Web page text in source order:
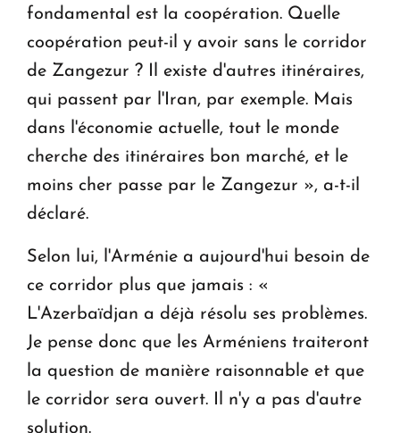
fondamental est la coopération. Quelle
coopération peut-il y avoir sans le corridor
de Zangezur ? Il existe d'autres itinéraires,
qui passent par l'Iran, par exemple. Mais
dans l'économie actuelle, tout le monde
cherche des itinéraires bon marché, et le
moins cher passe par le Zangezur », a-t-il
déclaré.
Selon lui, l'Arménie a aujourd'hui besoin de
ce corridor plus que jamais : «
L'Azerbaïdjan a déjà résolu ses problèmes.
Je pense donc que les Arméniens traiteront
la question de manière raisonnable et que
le corridor sera ouvert. Il n'y a pas d'autre
solution.